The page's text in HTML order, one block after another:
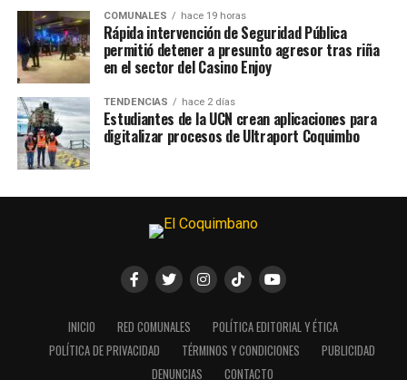
COMUNALES hace 19 horas
Rápida intervención de Seguridad Pública
permitió detener a presunto agresor tras riña
en el sector del Casino Enjoy
TENDENCIAS hace 2 días
Estudiantes de la UCN crean aplicaciones para
digitalizar procesos de Ultraport Coquimbo
INICIO RED COMUNALES
POLÍTICA EDITORIAL Y ÉTICA
POLÍTICA DE PRIVACIDAD
TÉRMINOS Y CONDICIONES
PUBLICIDAD
DENUNCIAS
CONTACTO